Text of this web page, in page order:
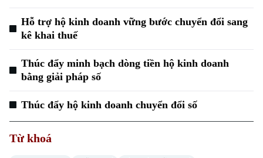
Hỗ trợ hộ kinh doanh vững bước chuyển đổi sang
kê khai thuế
Thúc đẩy minh bạch dòng tiền hộ kinh doanh
bằng giải pháp số
Thúc đẩy hộ kinh doanh chuyển đổi số
Từ khoá